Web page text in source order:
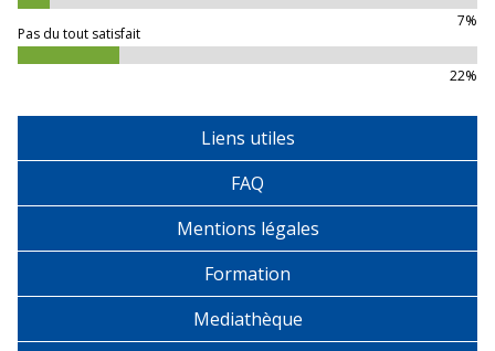
7%
Pas du tout satisfait
22%
Liens utiles
FAQ
Mentions légales
Formation
Mediathèque